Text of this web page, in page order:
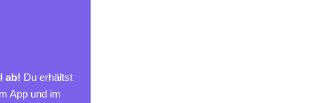
ab! Du erhältst
App und im